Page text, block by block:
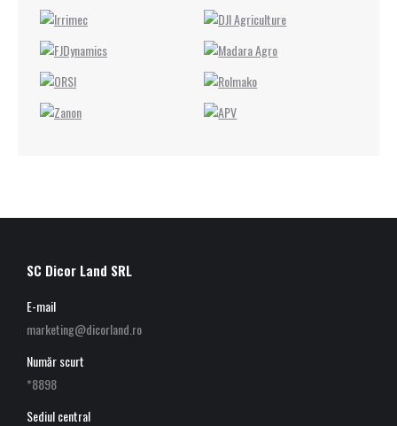
SC Dicor Land SRL
E-mail
marketing@dicorland.ro
Număr scurt
*8898
Sediul central